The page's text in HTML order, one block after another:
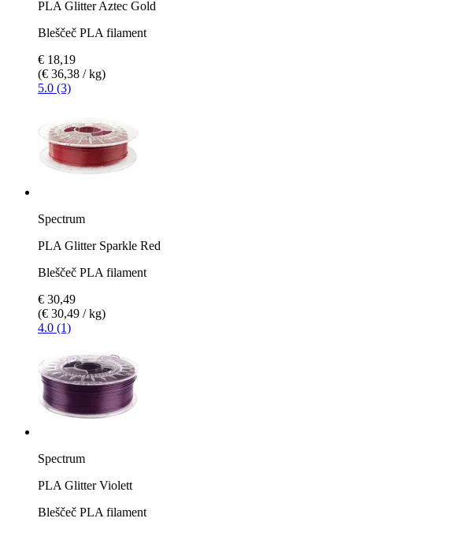
PLA Glitter Aztec Gold
Bleščeč PLA filament
€ 18,19
(€ 36,38 / kg)
5.0 (3)
Spectrum
PLA Glitter Sparkle Red
Bleščeč PLA filament
€ 30,49
(€ 30,49 / kg)
4.0 (1)
Spectrum
PLA Glitter Violett
Bleščeč PLA filament